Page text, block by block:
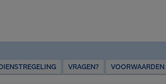
VRAGEN? VOORWAARDEN